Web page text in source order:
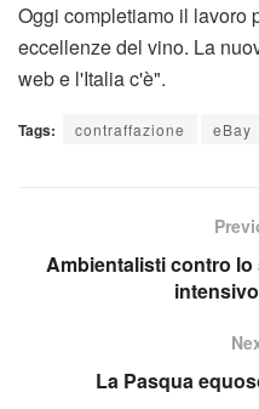
Oggi completiamo il lavoro
eccellenze del vino. La
web e l'Italia c'è".
Tags: contraffazione eBay
Ambientalisti contro
La Pasqua